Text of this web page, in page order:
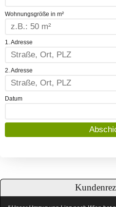
Wohnungsgröße in m²
1. Adresse
2. Adresse
Datum